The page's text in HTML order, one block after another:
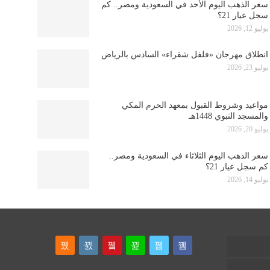
سعر الذهب اليوم الأحد في السعودية ومصر.. كم
سجل عيار 21؟
يوليو 12, 2026
انطلاق مهرجان «فلفل شقراء» السادس بالرياض
يوليو 23, 2026
مواعيد وشروط القبول بمعهد الحرم المكي
والمسجد النبوي 1448هـ
يوليو 20, 2026
سعر الذهب اليوم الثلاثاء في السعودية ومصر..
كم سجل عيار 21؟
يوليو 14, 2026